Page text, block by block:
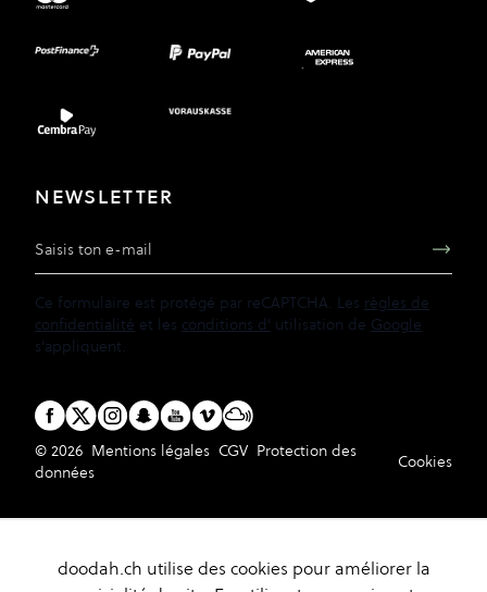
NEWSLETTER
Adresse e-mail
Ce formulaire est protégé par reCAPTCHA. Les règles de
confidentialité et les conditions d' utilisation de Google
s'appliquent.
© 2026 Mentions légales CGV Protection des
données
Cookies
doodah.ch utilise des cookies pour améliorer la